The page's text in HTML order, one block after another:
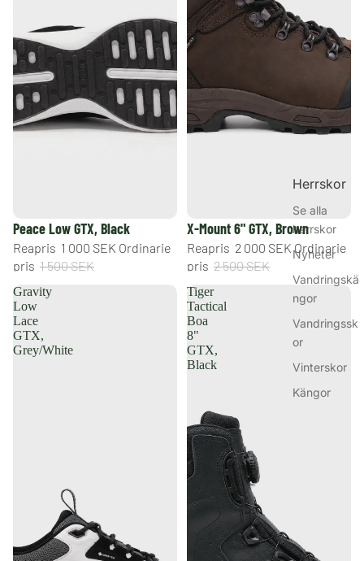
Herrskor
Se alla
herrskor
Nyheter
Vandringskä
ngor
Vandringssk
or
Vinterskor
Kängor
REA
Peace Low GTX, Black
Reapris 1 000 SEK Ordinarie
pris 1 500 SEK
REA
X-Mount 6" GTX, Brown
Reapris 2 000 SEK Ordinarie
pris 2 500 SEK
Gravity
Low
Lace
GTX,
Grey/White
Tiger
Tactical
Boa
8"
GTX,
Black